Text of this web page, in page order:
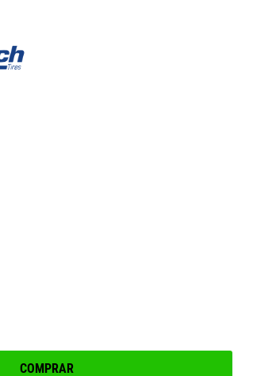
COMPRAR